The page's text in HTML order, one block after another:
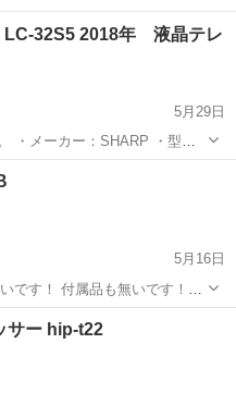
LC-32S5 2018年 液晶テレ
5月29日
型 【状態】 ・動
入力、リモコン操作に問題...
5月16日
です！ 付属品も無いです！
すIPS 4Kパネル LG独自の超
オーディオのリーディングブ
サー hip-t22